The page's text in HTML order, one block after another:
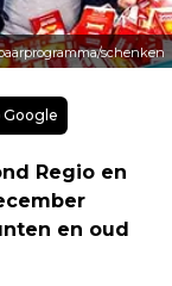
schenken
Google
Regio en
en oud